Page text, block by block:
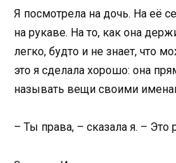
Я посмотрела на дочь. На её
на рукаве. На то, как она
легко, будто и не знает, что
это я сделала хорошо: она
называть вещи своими
– Ты права, – сказала я. –